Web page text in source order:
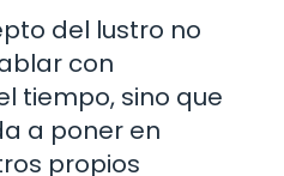
del lustro no
con
tiempo, sino que
a poner en
propios